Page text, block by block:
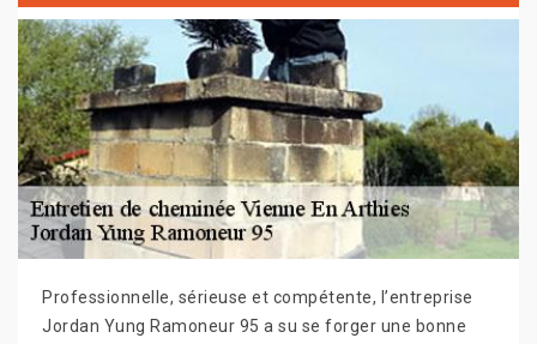
Professionnelle, sérieuse et compétente, l’entreprise
Jordan Yung Ramoneur 95 a su se forger une bonne